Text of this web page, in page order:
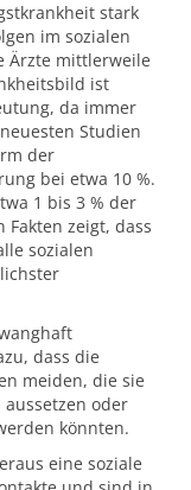
stark
im sozialen
Ärzte mittlerweile
ist
da immer
Studien
der
bei etwa 10 %.
1 bis 3 % der
Fakten zeigt, dass
sozialen
dass die
meiden, die sie
oder
könnten.
eine soziale